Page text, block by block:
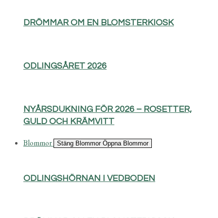
DRÖMMAR OM EN BLOMSTERKIOSK
ODLINGSÅRET 2026
NYÅRSDUKNING FÖR 2026 – ROSETTER,
GULD OCH KRÄMVITT
Blommor Stäng Blommor Öppna Blommor
ODLINGSHÖRNAN I VEDBODEN